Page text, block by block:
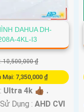
DAHUA DH-
4KL-I3
10,500,000 ₫
Mại: 7,350,000 ₫
Ultra 4k 👍🏾 .
Dụng : AHD CVI